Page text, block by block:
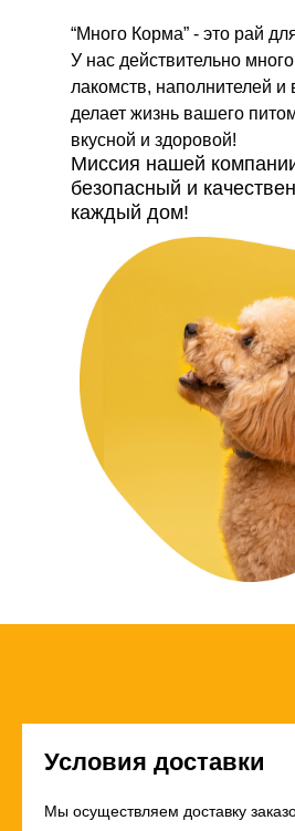
“Много Корма” - это рай
У нас действительно
лакомств, наполнителей и
делает жизнь вашего
вкусной и здоровой!
Миссия нашей
безопасный и
каждый дом!
Условия доставки
Мы осуществляем доставку